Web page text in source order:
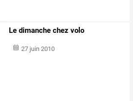
Le dimanche chez volo
27 juin 2010